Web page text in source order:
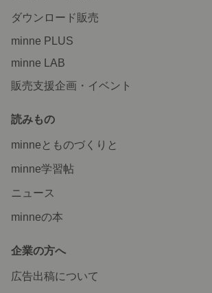
ダウンロード販売
minne PLUS
minne LAB
販売支援企画・イベント
読みもの
minneとものづくりと
minne学習帖
ニュース
minneの本
企業の方へ
広告出稿について